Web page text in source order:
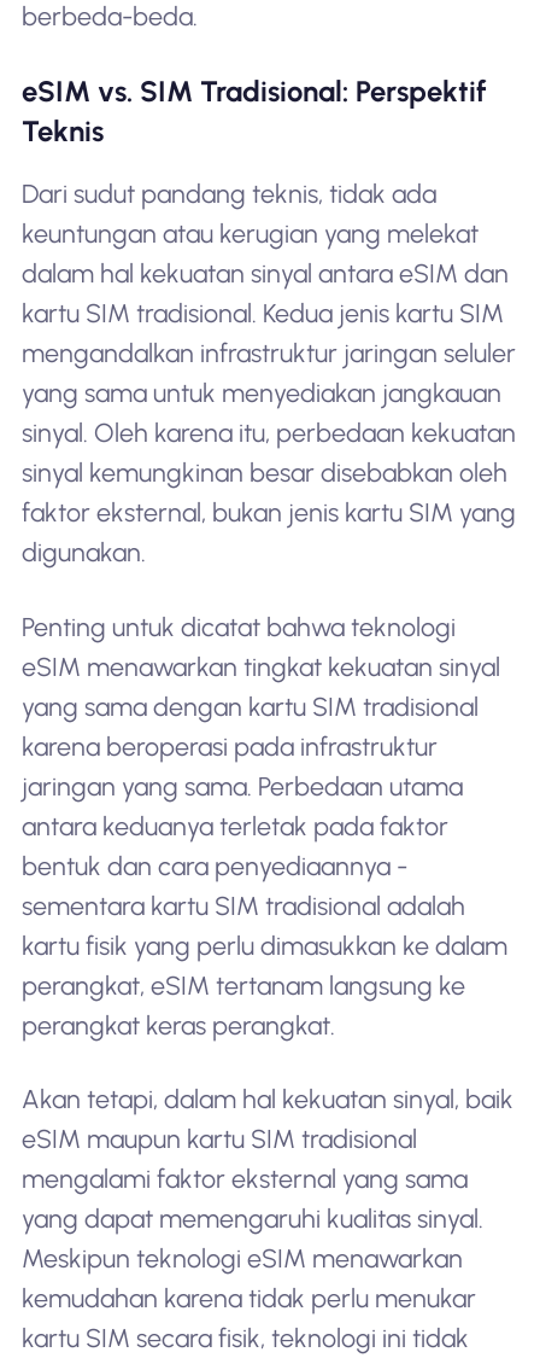
berbeda-beda.
eSIM vs. SIM Tradisional: Perspektif
Teknis
Dari sudut pandang teknis, tidak ada
keuntungan atau kerugian yang melekat
dalam hal kekuatan sinyal antara eSIM dan
kartu SIM tradisional. Kedua jenis kartu SIM
mengandalkan infrastruktur jaringan seluler
yang sama untuk menyediakan jangkauan
sinyal. Oleh karena itu, perbedaan kekuatan
sinyal kemungkinan besar disebabkan oleh
faktor eksternal, bukan jenis kartu SIM yang
digunakan.
Penting untuk dicatat bahwa teknologi
eSIM menawarkan tingkat kekuatan sinyal
yang sama dengan kartu SIM tradisional
karena beroperasi pada infrastruktur
jaringan yang sama. Perbedaan utama
antara keduanya terletak pada faktor
bentuk dan cara penyediaannya -
sementara kartu SIM tradisional adalah
kartu fisik yang perlu dimasukkan ke dalam
perangkat, eSIM tertanam langsung ke
perangkat keras perangkat.
Akan tetapi, dalam hal kekuatan sinyal, baik
eSIM maupun kartu SIM tradisional
mengalami faktor eksternal yang sama
yang dapat memengaruhi kualitas sinyal.
Meskipun teknologi eSIM menawarkan
kemudahan karena tidak perlu menukar
kartu SIM secara fisik, teknologi ini tidak